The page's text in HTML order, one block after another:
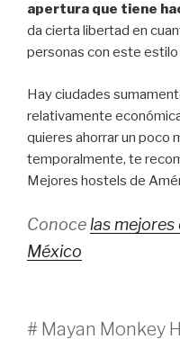
apertura que tiene
da cierta libertad en
personas con este estilo
Hay ciudades
relativamente
quieres ahorrar un poco
temporalmente, te
Mejores hostels de
Conocelas mejores
México
# Mayan Monkey